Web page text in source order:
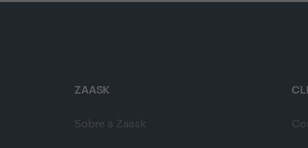
ZAASK
Sobre a Zaask